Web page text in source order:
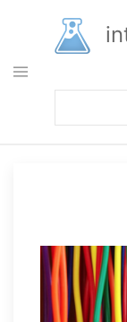
основному
содержанию